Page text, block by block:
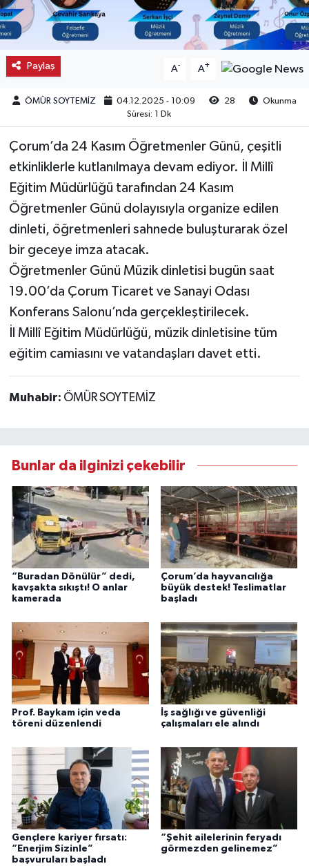
Paylaş A- A+
ÖMÜR SOYTEMİZ 04.12.2025 - 10:09 28
Okunma
Süresi: 1 Dk
Çorum’da 24 Kasım Öğretmenler Günü, çeşitli
etkinliklerle kutlanılmaya devam ediyor. İl Millî
Eğitim Müdürlüğü tarafından 24 Kasım
Öğretmenler Günü dolayısıyla organize edilen
dinleti, öğretmenleri sahnede buluşturarak özel
bir geceye imza atacak.
Öğretmenler Günü Müzik dinletisi bugün saat
19.00’da Çorum Ticaret ve Sanayi Odası
Konferans Salonu’nda gerçekleştirilecek.
İl Millî Eğitim Müdürlüğü, müzik dinletisine tüm
eğitim camiasını ve vatandaşları davet etti.
Muhabir: ÖMÜR SOYTEMİZ
Bunlar da ilginizi çekebilir
“Buradan Dönülür” dedi,
kavşakta sıkıştı! O anlar
kamerada
Çorum’da hayvancılığa
büyük destek! Teslimatlar
başladı
Prof. Baykam için veda
töreni düzenlendi
İş sağlığı ve güvenliği
çalışmaları ele alındı
Gençlere kariyer fırsatı:
“Enerjim Sizinle”
başvuruları başladı
“Şehit ailelerinin feryadı
görmezden gelinemez”
Kargı
Laçin
Mecitözü
Oğuzlar
Ortaköy
Osmancık
Sungurlu
Uğurludağ
Sağlık